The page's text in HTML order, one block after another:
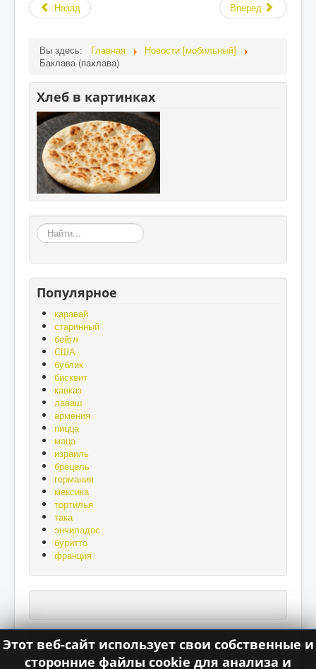
Назад Вперед
Вы здесь: Главная
Новости [мобильный]
Баклава (пахлава)
Хлеб в картинках
«Земля
–
а
хлеб
«Без
золота
проживёшь,
без
хлеба
нет».
Популярное
каравай
старинный
бейгл
США
бублик
бисквит
кавказ
лаваш
армения
пицца
маца
израиль
брецель
германия
мексика
тортилья
така
энчиладос
буритто
франция
Этот веб-сайт использует свои собственные и
сторонние файлы cookie для анализа и